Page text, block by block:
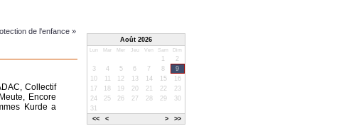
de l'enfance »
Collectif
Encore
Kurde a
Août 2026
Lun Mar Mer Jeu Ven Sam Dim
<< < > >>
1
2
3
4 5 6 7 8
9
10
11 12 13 14 15
16
17
18 19 20 21 22
23
24
25 26 27 28 29
30
31